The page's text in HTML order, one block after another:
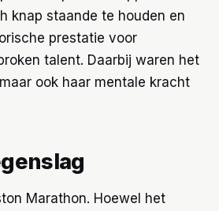
knap staande te houden en
prestatie voor
talent. Daarbij waren het
ook haar mentale kracht
Marathon. Hoewel het